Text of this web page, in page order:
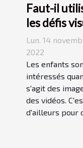
Faut-il
les défis
pour
aux enfants
Lun. 14
2022
Les enfants
intéressés
s'agit des
des vidéos.
d'ailleurs pour